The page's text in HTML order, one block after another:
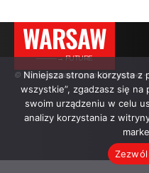
WARSAW
———→ FUTURE
© Усі права захищено. Цитування
Niniejsza strona korzysta z
wszystkie”, zgadzasz się
swoim urządzeniu w celu
analizy korzystania z